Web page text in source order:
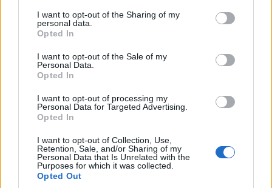
not limited to your visit or usage behaviour. You may click to
grant or deny consent to Google and its third-party tags to
use your data for below specified purposes in below Google
consent section.
I want to opt-out of the Sharing of my
personal data.
Opted In
I want to opt-out of the Sale of my
Personal Data.
Opted In
I want to opt-out of processing my
Personal Data for Targeted Advertising.
Opted In
I want to opt-out of Collection, Use,
Retention, Sale, and/or Sharing of my
Personal Data that Is Unrelated with the
Purposes for which it was collected.
Opted Out
μειοψηφίας Κιάνας
και Βόσδου
εκπαιδευτικών
διακηρύξεις- Του Αθ.
Κωτούλα